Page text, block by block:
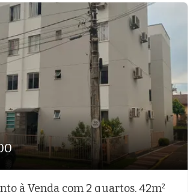
à Venda com 2 quartos, 42m²